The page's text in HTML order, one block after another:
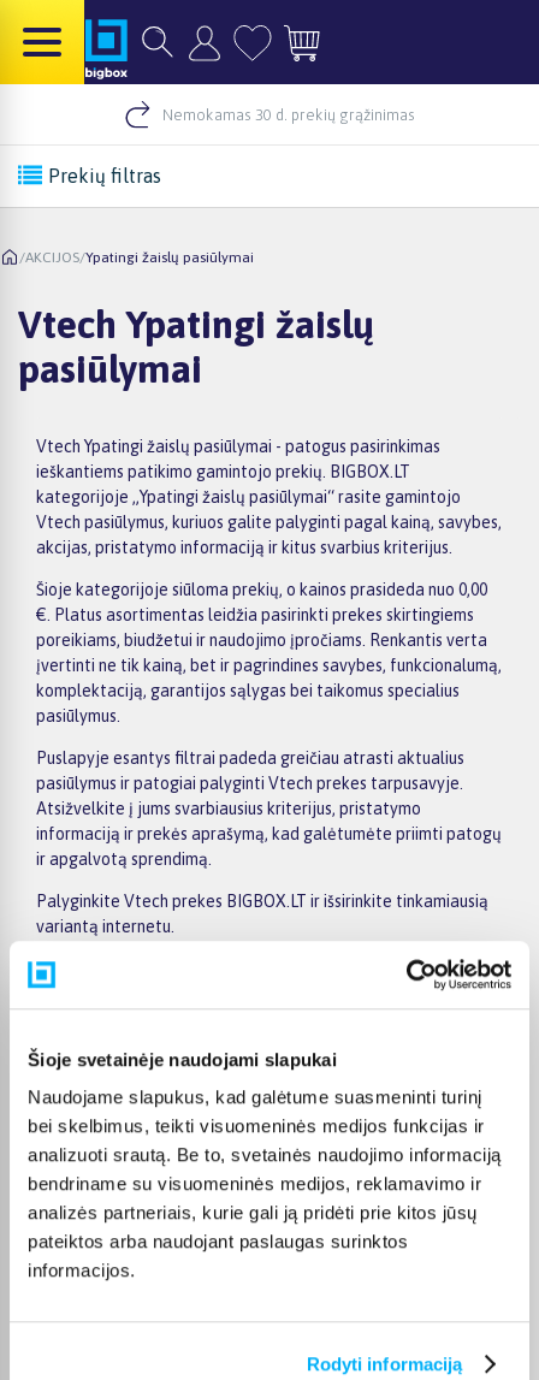
Šioje svetainėje naudojami slapukai
Naudojame slapukus, kad galėtume suasmeninti turinį
bei skelbimus, teikti visuomeninės medijos funkcijas ir
analizuoti srautą. Be to, svetainės naudojimo informaciją
bendriname su visuomeninės medijos, reklamavimo ir
analizės partneriais, kurie gali ją pridėti prie kitos jūsų
pateiktos arba naudojant paslaugas surinktos
informacijos.
Rodyti informaciją
Nemokamas 30 d. prekių grąžinimas
Prekių filtras
/AKCIJOS/Ypatingi žaislų pasiūlymai
Vtech Ypatingi žaislų
pasiūlymai
Vtech Ypatingi žaislų pasiūlymai - patogus pasirinkimas
ieškantiems patikimo gamintojo prekių. BIGBOX.LT
kategorijoje „Ypatingi žaislų pasiūlymai“ rasite gamintojo
Vtech pasiūlymus, kuriuos galite palyginti pagal kainą, savybes,
akcijas, pristatymo informaciją ir kitus svarbius kriterijus.
Šioje kategorijoje siūloma prekių, o kainos prasideda nuo 0,00
€. Platus asortimentas leidžia pasirinkti prekes skirtingiems
poreikiams, biudžetui ir naudojimo įpročiams. Renkantis verta
įvertinti ne tik kainą, bet ir pagrindines savybes, funkcionalumą,
komplektaciją, garantijos sąlygas bei taikomus specialius
pasiūlymus.
Puslapyje esantys filtrai padeda greičiau atrasti aktualius
pasiūlymus ir patogiai palyginti Vtech prekes tarpusavyje.
Atsižvelkite į jums svarbiausius kriterijus, pristatymo
informaciją ir prekės aprašymą, kad galėtumėte priimti patogų
ir apgalvotą sprendimą.
Palyginkite Vtech prekes BIGBOX.LT ir išsirinkite tinkamiausią
variantą internetu.
Pirkėjų atsiliepimai apie prekes
Renata B.
Patvirtintas pirkėjas
Jolita P.